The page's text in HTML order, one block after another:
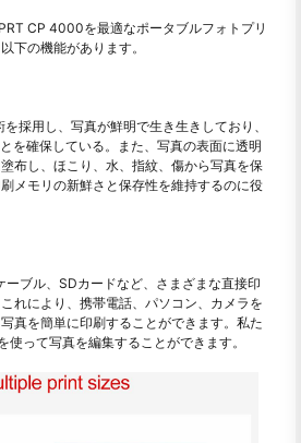
CP 4000を最適なポータブルフォトプリ
下の機能があります。
採用し、写真が鮮明で生き生きしており、
を確保している。また、写真の表面に透明
布し、ほこり、水、指紋、傷から写真を保
メモリの新鮮さと保存性を維持するのに役
ブル、SDカードなど、さまざまな直接印
れにより、携帯電話、パソコン、カメラを
真を簡単に印刷することができます。私た
って写真を編集することができます。